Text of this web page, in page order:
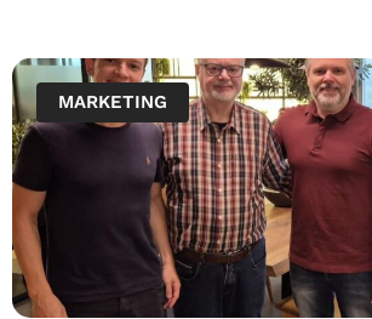
MARKETING